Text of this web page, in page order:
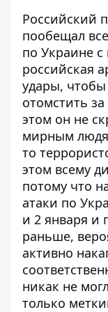
Российский
пообещал
по Украине
российская
удары,
отомстить
этом он не
мирным
то
этом всему
потому что
атаки по
и 2 января и
раньше,
активно
никак не
только